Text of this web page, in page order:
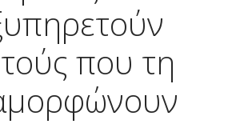
που τη